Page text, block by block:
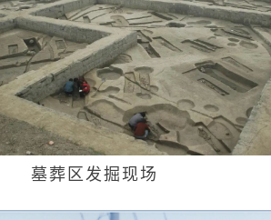
墓葬区发掘现场